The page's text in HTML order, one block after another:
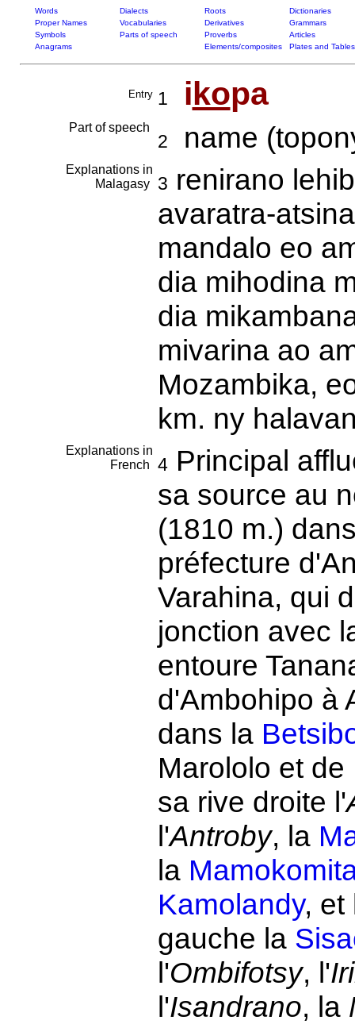
Words Dialects Roots
Dictionaries
Proper Names
Vocabularies Derivatives
Grammars
Symbols
Parts of speech Proverbs
Articles
Anagrams
Elements/composites Plates and Tables
Entry 1 ikopa
Part of speech
2 name
Explanations in
Malagasy
3 renirano
avaratra-
mandalo eo
dia mihodina
dia
mivarina ao
Mozambika,
km. ny
Explanations in
French
4Principal
sa source au
(1810 m.)
préfecture
Varahina, qui
jonction avec
entoure
d'Ambohipo à
dans la
Marololo et
sa rive droite l'
l'Antroby, la
la
Kamolandy,
gauche la
l'Ombifotsy, l'
l'Isandrano, la